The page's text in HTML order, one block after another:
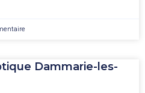
Dammarie-les-